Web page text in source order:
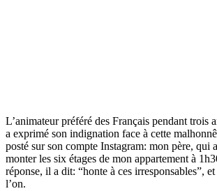
L’animateur préféré des Français pendant trois
a exprimé son indignation face à cette
posté sur son compte Instagram: mon père, qui
monter les six étages de mon appartement à
réponse, il a dit: “honte à ces irresponsables”,
l’on.